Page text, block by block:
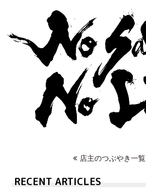
店主のつぶやき一覧
RECENT ARTICLES